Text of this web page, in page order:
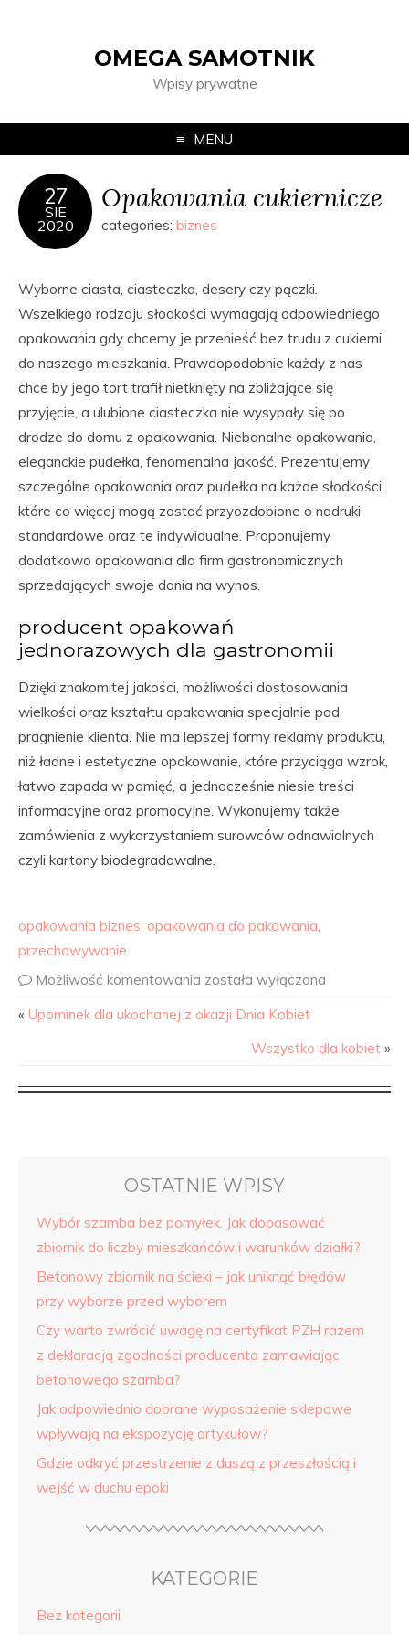
OMEGA SAMOTNIK
Wpisy prywatne
MENU
27
SIE
2020
Opakowania cukiernicze
categories: biznes
Wyborne ciasta, ciasteczka, desery czy pączki.
Wszelkiego rodzaju słodkości wymagają odpowiedniego
opakowania gdy chcemy je przenieść bez trudu z cukierni
do naszego mieszkania. Prawdopodobnie każdy z nas
chce by jego tort trafił nietknięty na zbliżające się
przyjęcie, a ulubione ciasteczka nie wysypały się po
drodze do domu z opakowania. Niebanalne opakowania,
eleganckie pudełka, fenomenalna jakość. Prezentujemy
szczególne opakowania oraz pudełka na każde słodkości,
które co więcej mogą zostać przyozdobione o nadruki
standardowe oraz te indywidualne. Proponujemy
dodatkowo opakowania dla firm gastronomicznych
sprzedających swoje dania na wynos.
producent opakowań
jednorazowych dla gastronomii
Dzięki znakomitej jakości, możliwości dostosowania
wielkości oraz kształtu opakowania specjalnie pod
pragnienie klienta. Nie ma lepszej formy reklamy produktu,
niż ładne i estetyczne opakowanie, które przyciąga wzrok,
łatwo zapada w pamięć, a jednocześnie niesie treści
informacyjne oraz promocyjne. Wykonujemy także
zamówienia z wykorzystaniem surowców odnawialnych
czyli kartony biodegradowalne.
opakowania biznes, opakowania do pakowania,
przechowywanie
Możliwość komentowania została wyłączona
« Upominek dla ukochanej z okazji Dnia Kobiet
Wszystko dla kobiet »
OSTATNIE WPISY
Wybór szamba bez pomyłek. Jak dopasować
zbiornik do liczby mieszkańców i warunków działki?
Betonowy zbiornik na ścieki – jak uniknąć błędów
przy wyborze przed wyborem
Czy warto zwrócić uwagę na certyfikat PZH razem
z deklaracją zgodności producenta zamawiając
betonowego szamba?
Jak odpowiednio dobrane wyposażenie sklepowe
wpływają na ekspozycję artykułów?
Gdzie odkryć przestrzenie z duszą z przeszłością i
wejść w duchu epoki
KATEGORIE
Bez kategorii